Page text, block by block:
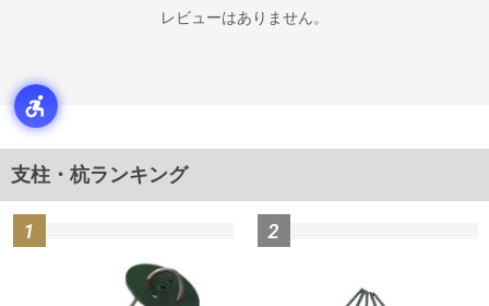
レビューはありません。
支柱・杭ランキング